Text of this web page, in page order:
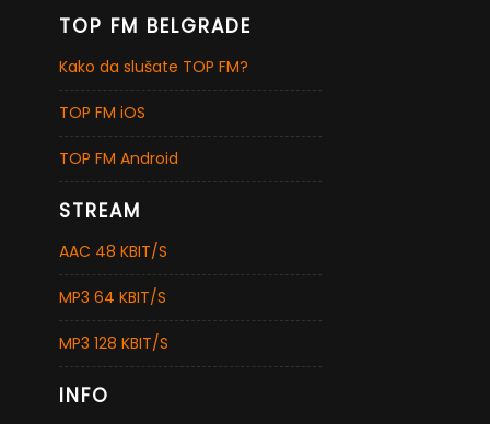
TOP FM BELGRADE
Kako da slušate TOP FM?
TOP FM iOS
TOP FM Android
STREAM
AAC 48 KBIT/S
MP3 64 KBIT/S
MP3 128 KBIT/S
INFO